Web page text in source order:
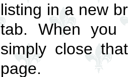
listing in a new
tab. When you
simply close
page.